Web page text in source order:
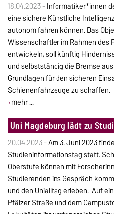
18.04.2023 -Informatiker*innen
eine sichere Künstliche
autonom fahren können. Das
Wissenschaftler im Rahmen des
entwickeln, soll künftig
und selbstständig die Bremse
Grundlagen für den sicheren
Schienenfahrzeuge zu schaffen.
mehr ...
Uni Magdeburg lädt zu
20.04.2023 -Am 3. Juni 2023
Studieninformationstag statt.
Oberstufe können mit
Studierenden ins Gespräch
und den Unialltag erleben. Auf
Pfälzer Straße und dem